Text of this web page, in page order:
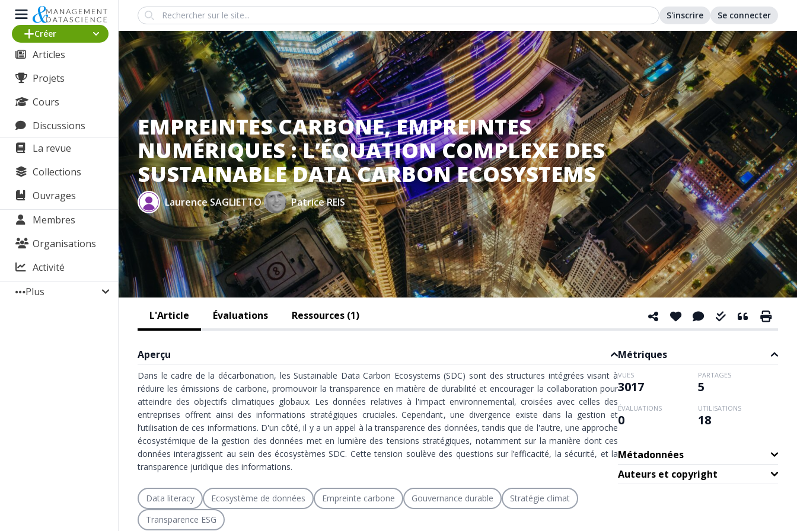
Créer
Articles
Projets
Cours
Discussions
La revue
Collections
Ouvrages
Membres
Organisations
Activité
Plus
Search S'inscrire Se connecter
EMPREINTES CARBONE, EMPREINTES
NUMÉRIQUES : L’ÉQUATION COMPLEXE DES
SUSTAINABLE DATA CARBON ECOSYSTEMS
Laurence SAGLIETTO Patrice REIS
L'Article Évaluations Ressources (1)
Aperçu
Dans le cadre de la décarbonation, les Sustainable Data Carbon Ecosystems (SDC) sont des structures intégrées visant à
réduire les émissions de carbone, promouvoir la transparence en matière de durabilité et encourager la collaboration pour
atteindre des objectifs climatiques globaux. Les données relatives à l'impact environnemental, croisées avec celles des
entreprises offrent ainsi des informations stratégiques cruciales. Cependant, une divergence existe dans la gestion et
l’utilisation de ces informations. D'un côté, il y a un appel à la transparence des données, tandis que de l'autre, une approche
écosystémique de la gestion des données met en lumière des tensions stratégiques, notamment sur la manière dont ces
données interagissent au sein des écosystèmes SDC. Cette tension soulève des questions sur l’efficacité, la sécurité, et la
transparence juridique des informations.
Data literacy Ecosystème de données Empreinte carbone Gouvernance durable
Stratégie climat
Transparence ESG
Métriques
VUES
3017
PARTAGES
5
ÉVALUATIONS
0
UTILISATIONS
18
Métadonnées
Auteurs et copyright